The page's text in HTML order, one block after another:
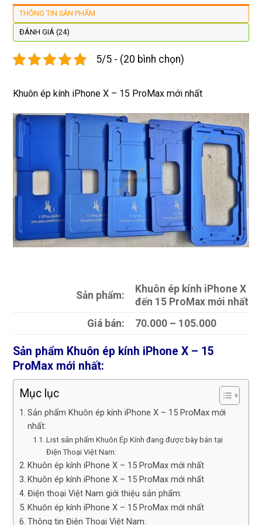
lại
xịn
phí.
tôt
tôi sẽ
đây
bền
THÔNG TIN SẢN PHẨM
ĐÁNH GIÁ (24)
5/5 - (20 bình chọn)
Khuôn ép kính iPhone X – 15 ProMax mới nhất
Sản phẩm:
Khuôn ép kính iPhone X
đến 15 ProMax mới nhất
Giá bán:
70.000 – 105.000
Sản phẩm Khuôn ép kính iPhone X – 15
ProMax mới nhất:
Mục lục
Sản phẩm Khuôn ép kính iPhone X – 15 ProMax mới
nhất:
List sản phẩm Khuôn Ép Kính đang được bày bán tại
Điện Thoại Việt Nam:
Khuôn ép kính iPhone X – 15 ProMax mới nhất
Khuôn ép kính iPhone X – 15 ProMax mới nhất
Điện thoại Việt Nam giới thiệu sản phẩm:
Khuôn ép kính iPhone X – 15 ProMax mới nhất
Thông tin Điện Thoại Việt Nam: